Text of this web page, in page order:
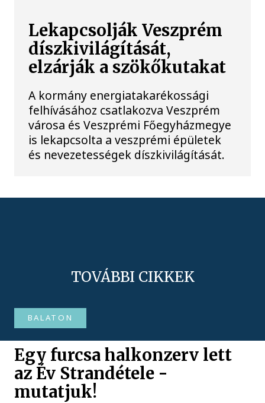
Lekapcsolják Veszprém
díszkivilágítását,
elzárják a szökőkutakat
A kormány energiatakarékossági
felhívásához csatlakozva Veszprém
városa és Veszprémi Főegyházmegye
is lekapcsolta a veszprémi épületek
és nevezetességek díszkivilágítását.
TOVÁBBI CIKKEK
BALATON
Egy furcsa halkonzerv lett
az Év Strandétele -
mutatjuk!